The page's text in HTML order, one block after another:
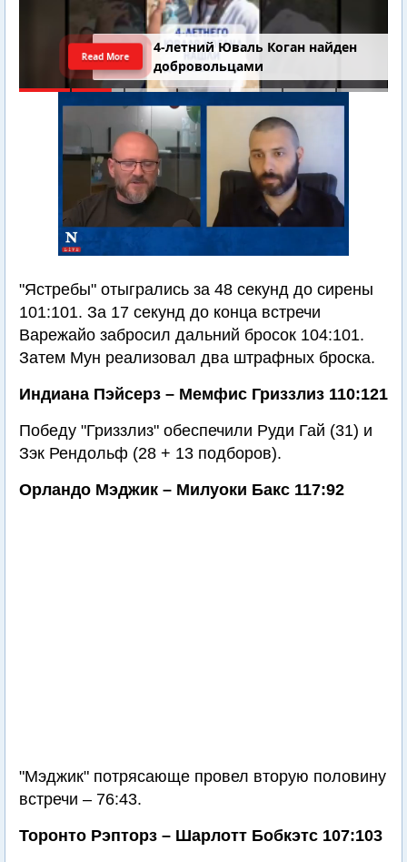
4-летний Юваль Коган найден
добровольцами
Read More
"Ястребы" отыгрались за 48 секунд до сирены
101:101. За 17 секунд до конца встречи
Варежайо забросил дальний бросок 104:101.
Затем Мун реализовал два штрафных броска.
Индиана Пэйсерз – Мемфис Гриззлиз 110:121
Победу "Гриззлиз" обеспечили Руди Гай (31) и
Зэк Рендольф (28 + 13 подборов).
Орландо Мэджик – Милуоки Бакс 117:92
"Мэджик" потрясающе провел вторую половину
встречи – 76:43.
Торонто Рэпторз – Шарлотт Бобкэтс 107:103